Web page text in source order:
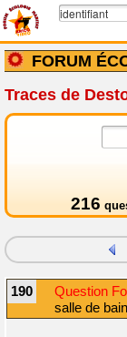
FORUM
Traces de
216
190 Question
salle de bain